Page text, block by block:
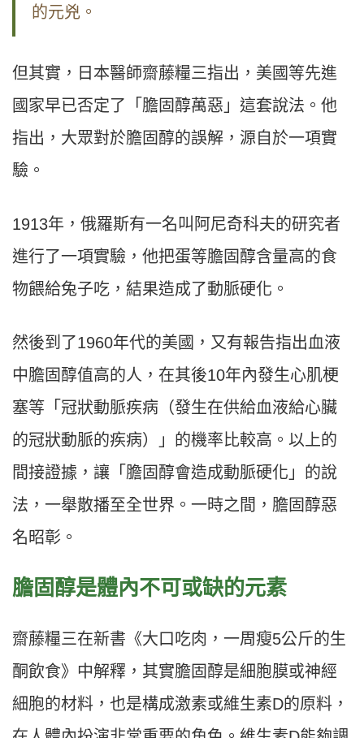
的元兇。
但其實，日本醫師齋藤糧三指出，美國等先進
國家早已否定了「膽固醇萬惡」這套說法。他
指出，大眾對於膽固醇的誤解，源自於一項實
驗。
1913年，俄羅斯有一名叫阿尼奇科夫的研究者
進行了一項實驗，他把蛋等膽固醇含量高的食
物餵給兔子吃，結果造成了動脈硬化。
然後到了1960年代的美國，又有報告指出血液
中膽固醇值高的人，在其後10年內發生心肌梗
塞等「冠狀動脈疾病（發生在供給血液給心臟
的冠狀動脈的疾病）」的機率比較高。以上的
間接證據，讓「膽固醇會造成動脈硬化」的說
法，一舉散播至全世界。一時之間，膽固醇惡
名昭彰。
膽固醇是體內不可或缺的元素
齋藤糧三在新書《大口吃肉，一周瘦5公斤的生
酮飲食》中解釋，其實膽固醇是細胞膜或神經
細胞的材料，也是構成激素或維生素D的原料，